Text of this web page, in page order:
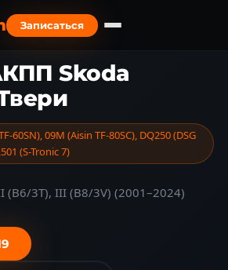
Записаться
авто › Škoda › Superb
Skoda
60SN), 09M (Aisin TF-80SC), DQ250 (DSG
(S-Tronic 7)
(B6/3T), III (B8/3V) (2001–2024)